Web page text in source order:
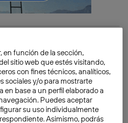
en una
acabar con lasbarreras
Veamos pues las
cada una de ellas.
en función de la sección,
sitio web que estés visitando,
con fines técnicos, analíticos,
sociales y/o para mostrarte
en base a un perfil elaborado a
Puedes aceptar
su uso individualmente
Asimismo, podrás